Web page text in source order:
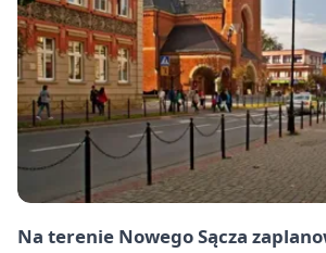
Na terenie Nowego Sącza